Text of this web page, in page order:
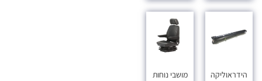
הידראוליקה מושבי נוחות